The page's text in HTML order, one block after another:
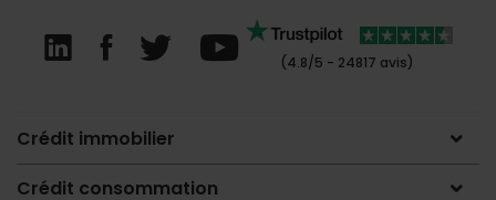
(4.8/5 - 24817 avis)
Crédit immobilier
Crédit consommation